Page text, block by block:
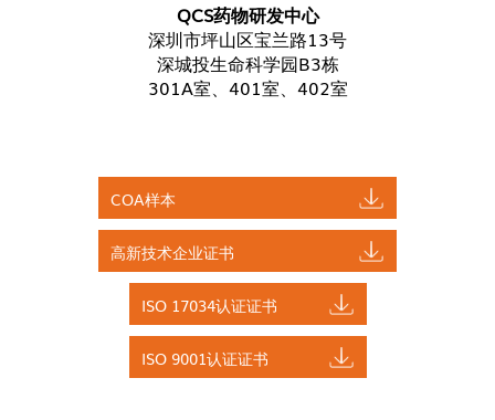
QCS药物研发中心
深圳市坪山区宝兰路13号
深城投生命科学园B3栋
301A室、401室、402室
COA样本
高新技术企业证书
ISO 17034认证证书
ISO 9001认证证书